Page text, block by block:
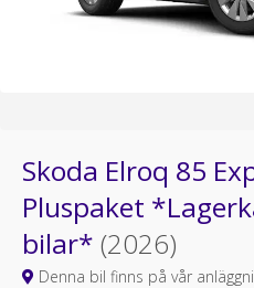
Skoda Elroq 85
Pluspaket
bilar* (2026)
Denna bil finns på vår